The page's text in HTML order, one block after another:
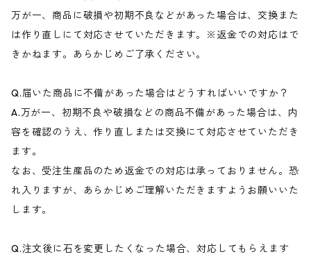
万が一、商品に破損や初期不良などがあった場合は、交換また
は作り直しにて対応させていただきます。※返金での対応はで
きかねます。あらかじめご了承ください。
Q.届いた商品に不備があった場合はどうすればいいですか？
A.万が一、初期不良や破損などの商品不備があった場合は、内
容を確認のうえ、作り直しまたは交換にて対応させていただき
ます。
なお、受注生産品のため返金での対応は承っておりません。恐
れ入りますが、あらかじめご理解いただきますようお願いいた
します。
Q.注文後に石を変更したくなった場合、対応してもらえます